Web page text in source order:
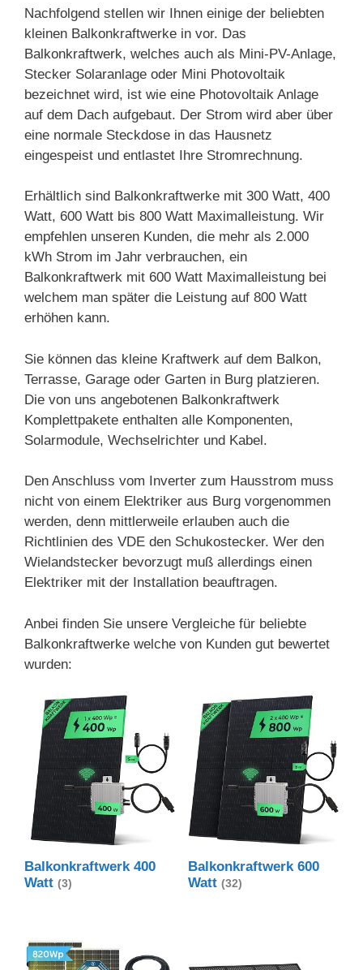
Nachfolgend stellen wir Ihnen einige der beliebten
kleinen Balkonkraftwerke in vor. Das
Balkonkraftwerk, welches auch als Mini-PV-Anlage,
Stecker Solaranlage oder Mini Photovoltaik
bezeichnet wird, ist wie eine Photovoltaik Anlage
auf dem Dach aufgebaut. Der Strom wird aber über
eine normale Steckdose in das Hausnetz
eingespeist und entlastet Ihre Stromrechnung.
Erhältlich sind Balkonkraftwerke mit 300 Watt, 400
Watt, 600 Watt bis 800 Watt Maximalleistung. Wir
empfehlen unseren Kunden, die mehr als 2.000
kWh Strom im Jahr verbrauchen, ein
Balkonkraftwerk mit 600 Watt Maximalleistung bei
welchem man später die Leistung auf 800 Watt
erhöhen kann.
Sie können das kleine Kraftwerk auf dem Balkon,
Terrasse, Garage oder Garten in Burg platzieren.
Die von uns angebotenen Balkonkraftwerk
Komplettpakete enthalten alle Komponenten,
Solarmodule, Wechselrichter und Kabel.
Den Anschluss vom Inverter zum Hausstrom muss
nicht von einem Elektriker aus Burg vorgenommen
werden, denn mittlerweile erlauben auch die
Richtlinien des VDE den Schukostecker. Wer den
Wielandstecker bevorzugt muß allerdings einen
Elektriker mit der Installation beauftragen.
Anbei finden Sie unsere Vergleiche für beliebte
Balkonkraftwerke welche von Kunden gut bewertet
wurden:
Balkonkraftwerk 400
Watt (3)
Balkonkraftwerk 600
Watt (32)